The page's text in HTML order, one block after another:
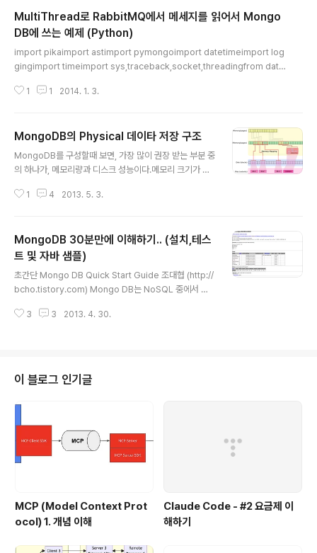
varia..
MultiThread로 RabbitMQ에서 메세지를 읽어서 Mongo
DB에 쓰는 예제 (Python)
import pikaimport astimport pymongoimport datetimeimport log
gingimport timeimport sys,traceback,socket,threadingfrom date
GODB_NAME = "terrydb"HOSTNAME = ':'+socket.gethostname()
(asctime)s %(name)s : %(message)s')LOGGER = loggi..
1 1 2014. 1. 3.
MongoDB의 Physical 데이타 저장 구조
MongoDB를 구성할때 보면, 가장 많이 권장 받는 부분 중
의 하나가, 메모리량과 디스크 성능이다.메모리 크기가 아
지 내부 저장 구조를 살펴 봄으로써 이해를 돕고자 한다. 저
odb는 데이타를 write할때, 논리적으로 memory 공간
에 write하고, 일정 주기에 따라서, 이 메모리 block들을
주기적으로 disk로 write하는데, 이 디스크 writing 작업
은 OS에 의해서 이루어 진다. OS에 의해서 제공되는 Virt
ual Memory를 사용하게 되는데, Pysical Memory 양
이 작더라도 Virtu..
1 4 2013. 5. 3.
MongoDB 30분만에 이해하기.. (설치,테스
트 및 자바 샘플)
초간단 Mongo DB Quick Start Guide 조대협 (http://
bcho.tistory.com) Mongo DB는 NoSQL 중에서 가
시스템에 비해서 매우 쉽고, JSON 기반의 Document를
그리고, 위치 정보 저장 및 쿼리등 다양한 기능을 제공하고
있다. Mongo DB는 10gen이라는 회사에서 개발되어서,
현재 오픈소스로와 상용 버전으로 공급되고 있다. 이 글에
에서 부터, 자..
3 3 2013. 4. 30.
이 블로그 인기글
MCP (Model Context Prot
ocol) 1. 개념 이해
Claude Code - #2 요금제 이
해하기